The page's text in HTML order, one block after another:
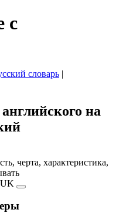
с
словарь |
на
черта, характеристика,
UK